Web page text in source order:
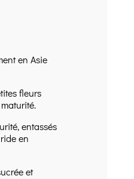
en Asie
fleurs
entassés
en
et